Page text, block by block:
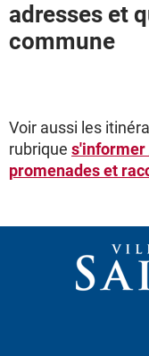
adresses et
commune
Voir aussi les
rubrique s'informer
promenades et